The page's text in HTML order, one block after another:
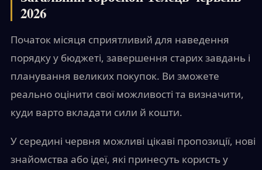
2026
Початок місяця сприятливий для наведення
порядку у бюджеті, завершення старих завдань і
планування великих покупок. Ви зможете
реально оцінити свої можливості та визначити,
куди варто вкладати сили й кошти.
У середині червня можливі цікаві пропозиції, нові
знайомства або ідеї, які принесуть користь у